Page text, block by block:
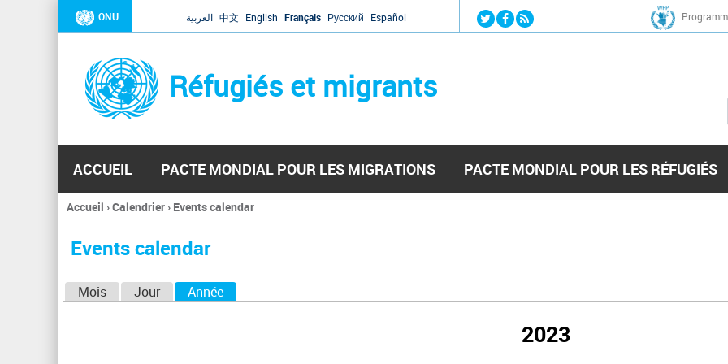
Jump to navigation
ONU العربية 中文 English Français Русский Español
Réfugiés et migrants
ACCUEIL PACTE MONDIAL POUR LES MIGRATIONS PACTE MONDIAL POUR LES RÉFUGIÉS
Vous
ici
Accueil ›Calendrier› Events calendar
Events calendar
Mois Jour Année
2023